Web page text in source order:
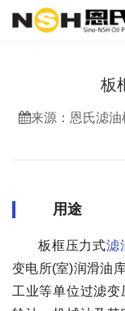
板
来源：恩氏滤油
用途
板框压力式滤
变电所(室)润滑油
工业等单位过滤